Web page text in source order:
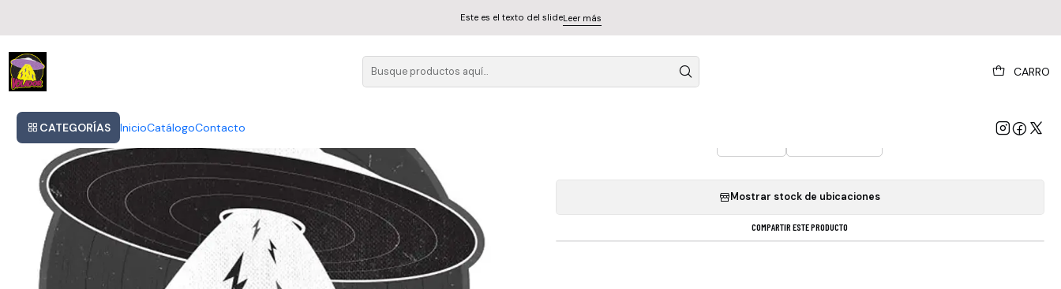
CARRO
CATEGORÍAS InicioCatálogoContacto
Este es el texto del slideLeer más
The Doors - The Soft Parade Vinilo Nuevo Sellado Obivinilos
Mostrar stock de ubicaciones
COMPARTIR ESTE PRODUCTO